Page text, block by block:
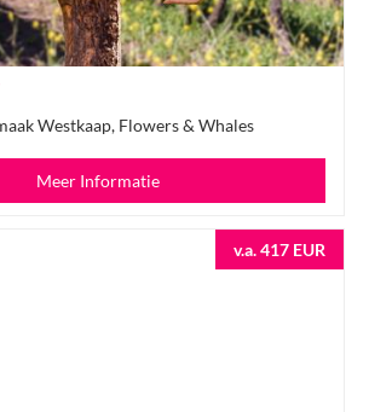
Westkaap, Flowers & Whales
Meer Informatie
v.a. 417 EUR